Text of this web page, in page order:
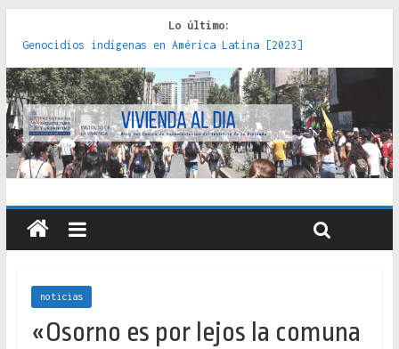
Lo último:
Genocidios indígenas en América Latina [2023]
Estudios sobre la espacialización de los Estados :
políticas, prácticas y representaciones [2022]
Donde el pedernal choca con el acero : hacia una teoría
crítica de las fronteras latinoamericanas [2020]
Criterios técnicos para una vivienda adecuada [2019]
Red de consultorios de la Caja del Seguro Obrero en
Santiago : un patrimonio emblemático [2014]
noticias
«Osorno es por lejos la comuna